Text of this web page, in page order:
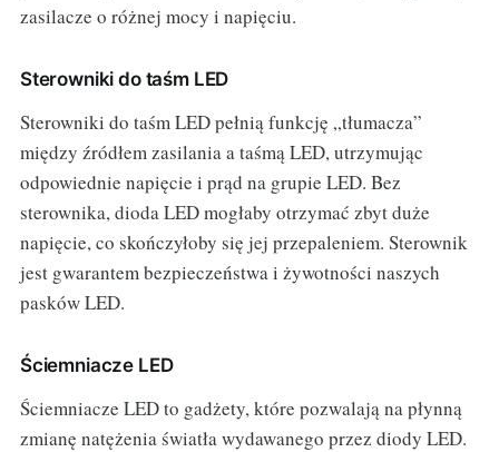
zasilacze o różnej mocy i napięciu.
Sterowniki do taśm LED
Sterowniki do taśm LED pełnią funkcję „tłumacza”
między źródłem zasilania a taśmą LED, utrzymując
odpowiednie napięcie i prąd na grupie LED. Bez
sterownika, dioda LED mogłaby otrzymać zbyt duże
napięcie, co skończyłoby się jej przepaleniem. Sterownik
jest gwarantem bezpieczeństwa i żywotności naszych
pasków LED.
Ściemniacze LED
Ściemniacze LED to gadżety, które pozwalają na płynną
zmianę natężenia światła wydawanego przez diody LED.